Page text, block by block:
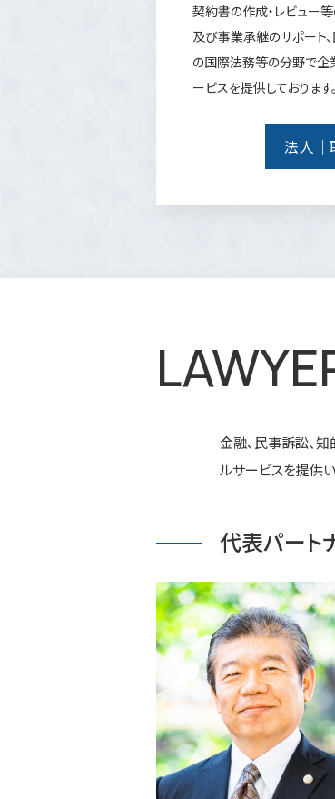
契約書の作成・レビュー
及び事業承継のサポート
の国際法務等の分野で企
ービスを提供しております。
法人｜
金融、民事訴訟、
ルサービスを提供
代表パート